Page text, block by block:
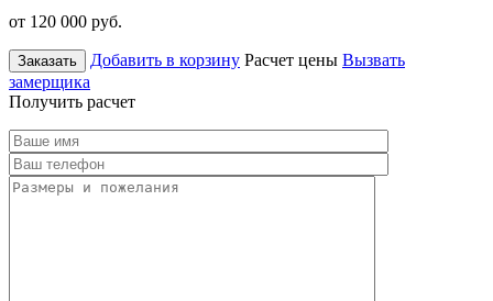
от 120 000 руб.
Заказать Добавить в корзину Расчет цены Вызвать
замерщика
Получить расчет